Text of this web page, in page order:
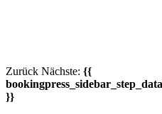
Zurück Nächste: {{
}}